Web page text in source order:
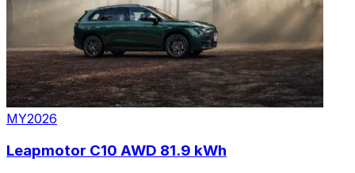
2 Varianter
MY2026
Leapmotor C10 AWD 81.9 kWh